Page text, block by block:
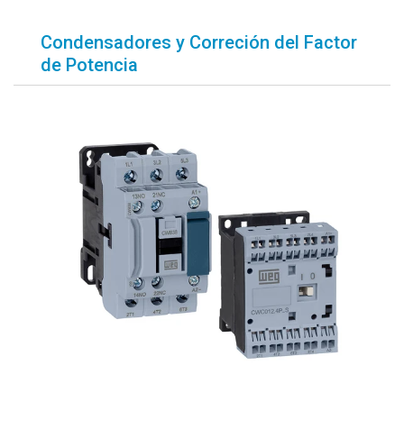
Condensadores y Correción del Factor
de Potencia